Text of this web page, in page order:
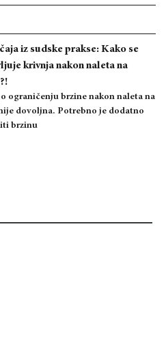
iz sudske prakse: Kako se
krivnja nakon naleta na
ograničenju brzine nakon naleta na
dovoljna. Potrebno je dodatno
brzinu